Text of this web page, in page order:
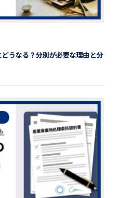
うなる？分別が必要な理由と分